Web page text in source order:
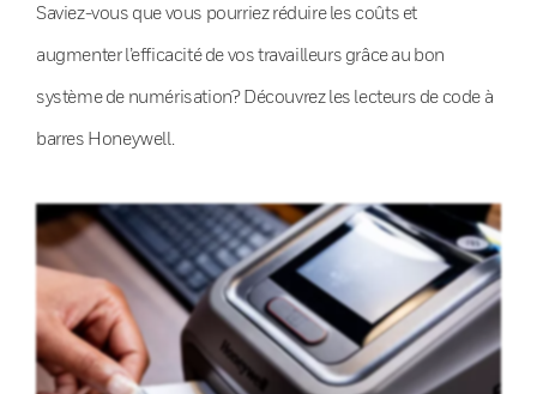
Saviez-vous que vous pourriez réduire les coûts et
augmenter l’efficacité de vos travailleurs grâce au bon
système de numérisation? Découvrez les lecteurs de code à
barres Honeywell.